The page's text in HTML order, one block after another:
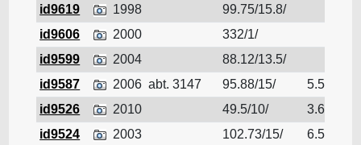
id9619
1998 99.75/15.8/
id9606
2000 332/1/
id9599
2004 88.12/13.5/
id9587
2006 abt. 3147 95.88/15/ 5.51
id9526
2010 49.5/10/ 3.6
id9524
2003 102.73/15/ 6.5